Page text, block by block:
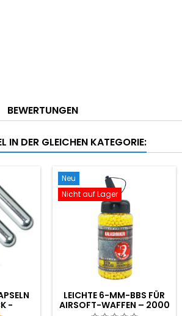
BEWERTUNGEN
IN DER GLEICHEN KATEGORIE:
-
Neu
Nicht auf Lager
LEICHTE 6-MM-BBS FÜR
AIRSOFT-WAFFEN – 2000